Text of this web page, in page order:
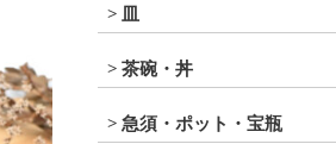
皿
茶碗・丼
急須・ポット・宝瓶